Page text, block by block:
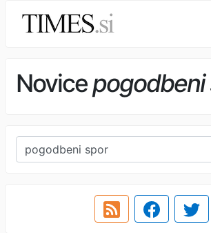
Novicepogodbeni